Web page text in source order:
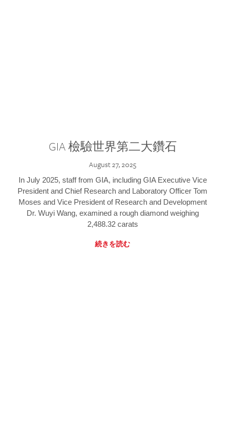
GIA 檢驗世界第二大鑽石
August 27, 2025
In July 2025, staff from GIA, including GIA Executive Vice
President and Chief Research and Laboratory Officer Tom
Moses and Vice President of Research and Development
Dr. Wuyi Wang, examined a rough diamond weighing
2,488.32 carats
続きを読む